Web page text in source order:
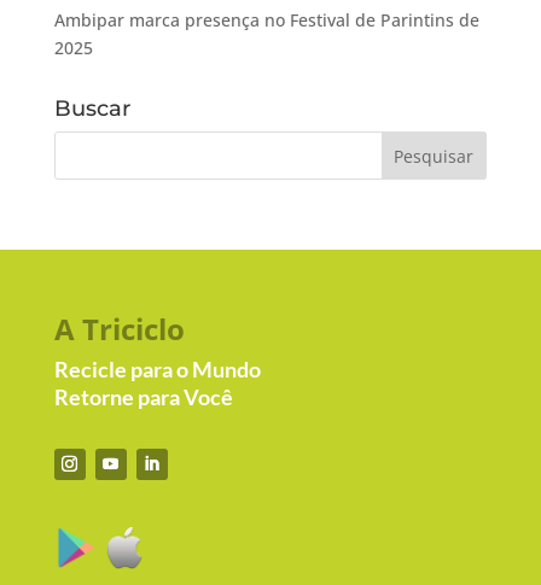
Ambipar marca presença no Festival de Parintins de
2025
Buscar
A Triciclo
Recicle para o Mundo
Retorne para Você